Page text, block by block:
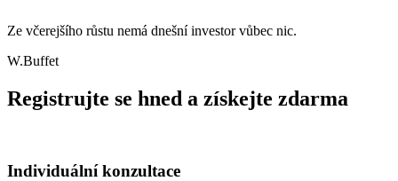
Ze včerejšího růstu nemá dnešní investor vůbec nic.
W.Buffet
Registrujte se hned a získejte zdarma
Individuální konzultace